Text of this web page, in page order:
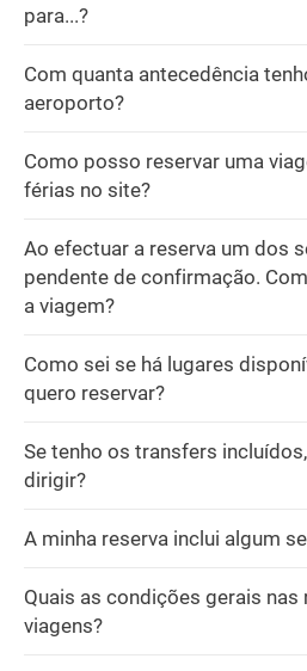
para...?
Com quanta antecedência
aeroporto?
Como posso reservar uma
férias no site?
Ao efectuar a reserva um dos
pendente de confirmação.
a viagem?
Como sei se há lugares
quero reservar?
Se tenho os transfers
dirigir?
A minha reserva inclui algum
Quais as condições gerais nas
viagens?